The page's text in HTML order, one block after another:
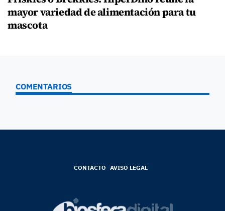
mayor variedad de alimentación para tu
mascota
COMENTARIOS
CONTACTO AVISO LEGAL